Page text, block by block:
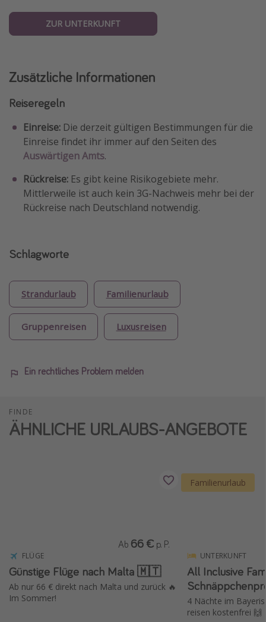
ZUR UNTERKUNFT
Zusätzliche Informationen
Reiseregeln
Einreise: Die derzeit gültigen Bestimmungen für die
Einreise findet ihr immer auf den Seiten des
Auswärtigen Amts.
Rückreise: Es gibt keine Risikogebiete mehr.
Mittlerweile ist auch kein 3G-Nachweis mehr bei der
Rückreise nach Deutschland notwendig.
Schlagworte
Strandurlaub Familienurlaub
Gruppenreisen Luxusreisen
Ein rechtliches Problem melden
FINDE
ÄHNLICHE URLAUBS-ANGEBOTE
FLÜGE
Günstige Flüge nach Malta 🇲🇹
Ab nur 66 € direkt nach Malta und zurück 🔥
Im Sommer!
Ab 66 € p. P.
Familienurlaub
UNTERKUNFT
All Inclusive
4 Nächte im
reisen kostenfrei 🙌